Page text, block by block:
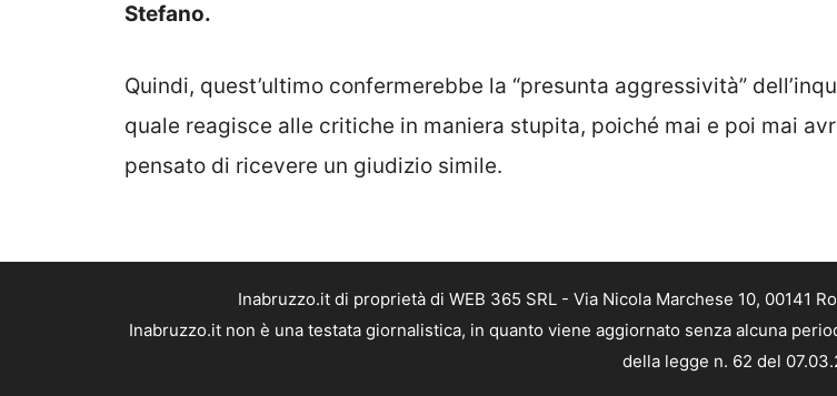
Stefano.
Quindi, quest’ultimo confermerebbe la “presunta aggressività”
quale reagisce alle critiche in maniera stupita, poiché mai e poi mai
pensato di ricevere un giudizio simile.
Inabruzzo.it di proprietà di WEB 365 SRL - Via Nicola Marchese 10, 00141
Inabruzzo.it non è una testata giornalistica, in quanto viene aggiornato senza alcuna
della legge n. 62 del